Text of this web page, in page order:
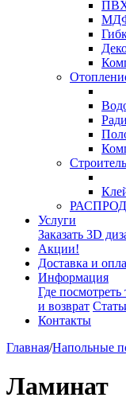
ПВХ
Услуги
Заказать 3D
Акции!
Доставка и
Информация
Где посмотреть
и возврат
Контакты
Главная/Напольные
Ламинат